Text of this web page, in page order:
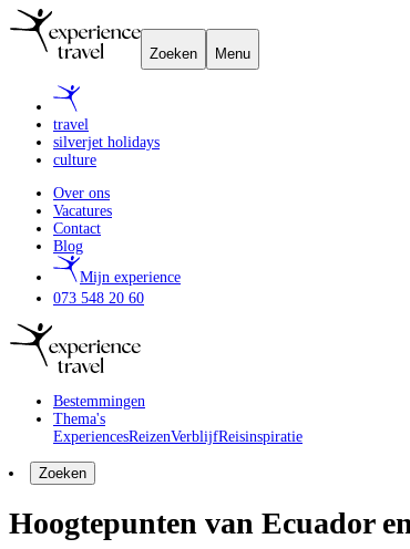
Zoeken Menu
travel
silverjet holidays
culture
Over ons
Vacatures
Contact
Blog
Mijn experience
073 548 20 60
Bestemmingen
Thema's
ExperiencesReizenVerblijfReisinspiratie
Zoeken
Hoogtepunten van Ecuador